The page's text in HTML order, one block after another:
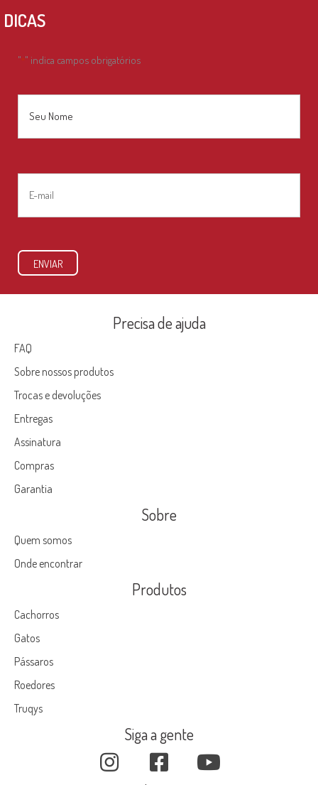
DICAS
"*" indica campos obrigatórios
Nome
E-
mail
*
ENVIAR
Precisa de ajuda
FAQ
Sobre nossos produtos
Trocas e devoluções
Entregas
Assinatura
Compras
Garantia
Sobre
Quem somos
Onde encontrar
Produtos
Cachorros
Gatos
Pássaros
Roedores
Truqys
Siga a gente